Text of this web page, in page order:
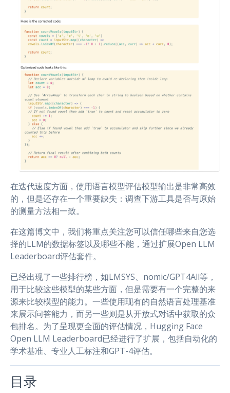
在迭代速度方面，使用语言模型评估模型输出是非常高效
的，但是还存在一个重要缺失：调查下游工具是否与原始
的测量方法相一致。
在这篇博文中，我们将重点关注您可以信任哪些来自您选
择的LLM的数据标签以及哪些不能，通过扩展Open LLM
Leaderboard评估套件。
已经出现了一些排行榜，如LMSYS、nomic/GPT4All等，
用于比较这些模型的某些方面，但是需要有一个完整的来
源来比较模型的能力。一些使用现有的自然语言处理基准
来展示问答能力，而另一些则是从开放式对话中获取的众
包排名。为了呈现更全面的评估情况，Hugging Face
Open LLM Leaderboard已经进行了扩展，包括自动化的
学术基准、专业人工标注和GPT-4评估。
目录